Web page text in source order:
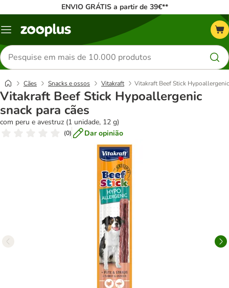
ENVIO GRÁTIS a partir de 39€**
Menu
Pesquisar
produtos
Cães Snacks e ossos Vitakraft Vitakraft Beef Stick
Vitakraft Beef Stick Hypoallergenic
snack para cães
com peru e avestruz (1 unidade, 12 g)
(0) Dar opinião